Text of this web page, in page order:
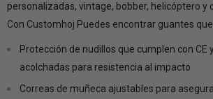
personalizadas, vintage, bobber, helicóptero y
Con Customhoj Puedes encontrar guantes
Protección de nudillos que cumplen con CE
acolchadas para resistencia al impacto
Correas de muñeca ajustables para